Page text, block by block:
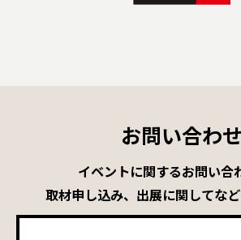
お問い合わせ
イベントに関するお問い合
取材申し込み、出展に関してな